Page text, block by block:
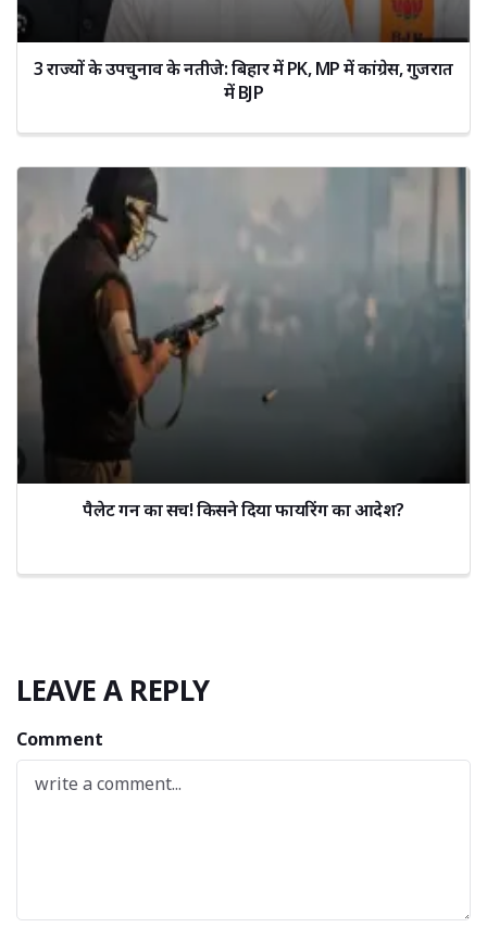
3 राज्यों के उपचुनाव के नतीजे: बिहार में PK, MP में कांग्रेस, गुजरात
में BJP
पैलेट गन का सच! किसने दिया फायरिंग का आदेश?
LEAVE A REPLY
Comment